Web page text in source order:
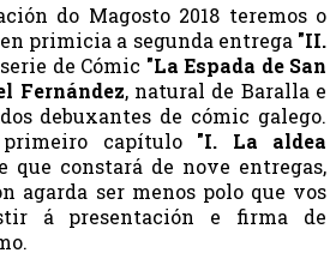
do Magosto 2018 teremos o
primicia a segunda entrega "II.
de Cómic "La Espada de San
Fernández, natural de Baralla e
debuxantes de cómic galego.
capítulo "I. La aldea
que constará de nove entregas,
agarda ser menos polo que vos
á presentación e firma de